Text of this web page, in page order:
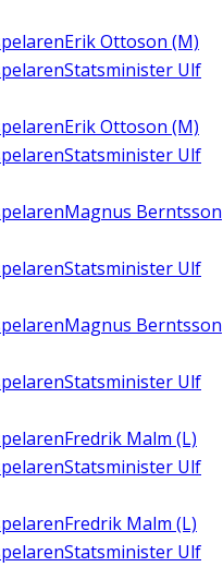
Erik Ottoson (M)
Statsminister Ulf
Erik Ottoson (M)
Statsminister Ulf
Magnus Berntsson
Statsminister Ulf
Magnus Berntsson
Statsminister Ulf
Fredrik Malm (L)
Statsminister Ulf
Fredrik Malm (L)
Statsminister Ulf